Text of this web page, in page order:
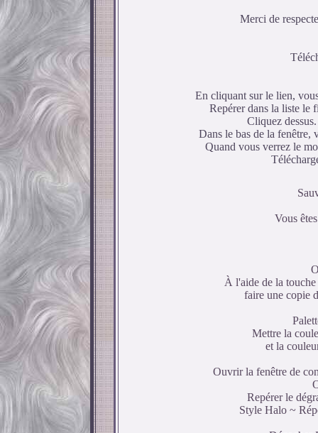
Merci de
En cliquant sur le lien,
Repérer dans la liste le
Cliquez
Dans le bas de la fenêtre,
Quand vous verrez le
Vous
À l'aide de la
faire une copie
Mettre la
et la
Ouvrir la fenêtre de
Repérer le
Style Halo ~